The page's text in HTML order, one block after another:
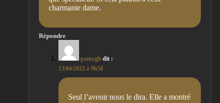
charmante dame.
Répondre
pamygb dit :
13/04/2022 à 9h58
Seul l’avenir nous le dira. Elle a montré